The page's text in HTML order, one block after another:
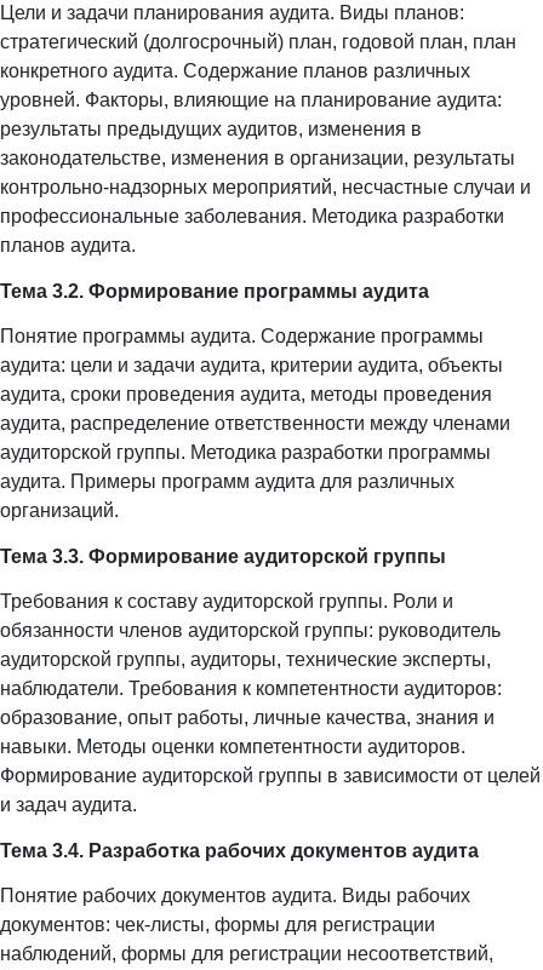
Цели и задачи планирования аудита. Виды планов:
стратегический (долгосрочный) план, годовой план, план
конкретного аудита. Содержание планов различных
уровней. Факторы, влияющие на планирование аудита:
результаты предыдущих аудитов, изменения в
законодательстве, изменения в организации, результаты
контрольно-надзорных мероприятий, несчастные случаи и
профессиональные заболевания. Методика разработки
планов аудита.
Тема 3.2. Формирование программы аудита
Понятие программы аудита. Содержание программы
аудита: цели и задачи аудита, критерии аудита, объекты
аудита, сроки проведения аудита, методы проведения
аудита, распределение ответственности между членами
аудиторской группы. Методика разработки программы
аудита. Примеры программ аудита для различных
организаций.
Тема 3.3. Формирование аудиторской группы
Требования к составу аудиторской группы. Роли и
обязанности членов аудиторской группы: руководитель
аудиторской группы, аудиторы, технические эксперты,
наблюдатели. Требования к компетентности аудиторов:
образование, опыт работы, личные качества, знания и
навыки. Методы оценки компетентности аудиторов.
Формирование аудиторской группы в зависимости от целей
и задач аудита.
Тема 3.4. Разработка рабочих документов аудита
Понятие рабочих документов аудита. Виды рабочих
документов: чек-листы, формы для регистрации
наблюдений, формы для регистрации несоответствий,